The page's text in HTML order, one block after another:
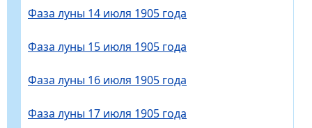
Фаза луны 14 июля 1905 года
Фаза луны 15 июля 1905 года
Фаза луны 16 июля 1905 года
Фаза луны 17 июля 1905 года